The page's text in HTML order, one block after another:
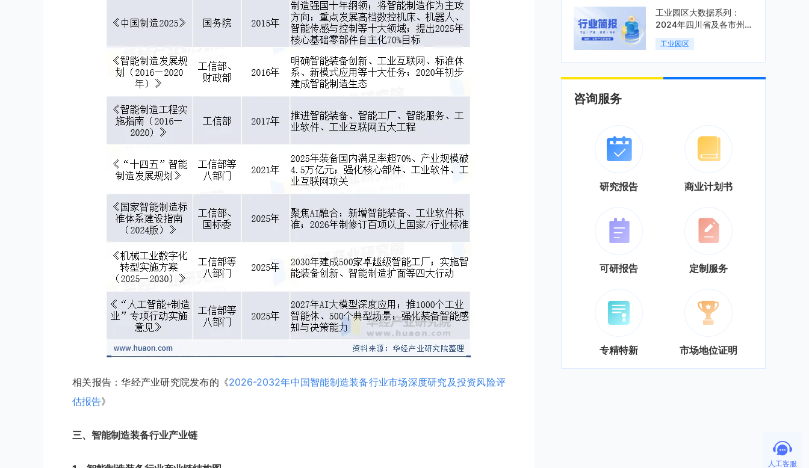
相关报告：华经产业研究院发布的《2026-2032年中国智能制造装备行业市场深度研究及投资风险评
估报告》
三、智能制造装备行业产业链
工业园区大数据系列：
2024年四川省及各市州工
业园区全景洞析报告
工业园区
咨询服务
研究报告 商业计划书
可研报告 定制服务
专精特新 市场地位证明
人工客服